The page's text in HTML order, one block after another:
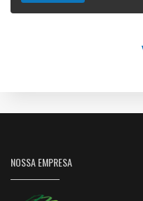
NOSSA EMPRESA